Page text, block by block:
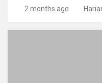
2 months ago